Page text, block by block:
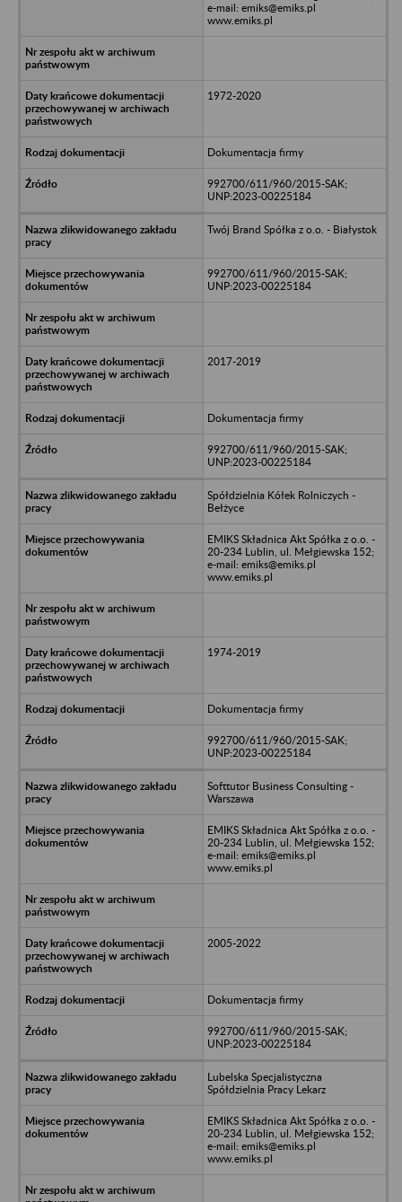
e-mail: emiks@emiks.pl
www.emiks.pl
1972-2020
Dokumentacja firmy
992700/611/960/2015-SAK;
UNP:2023-00225184
Twój Brand Spółka z o.o. - Białystok
992700/611/960/2015-SAK;
UNP:2023-00225184
2017-2019
Dokumentacja firmy
992700/611/960/2015-SAK;
UNP:2023-00225184
Spółdzielnia Kółek Rolniczych -
Bełżyce
EMIKS Składnica Akt Spółka z o.o. -
20-234 Lublin, ul. Mełgiewska 152;
e-mail: emiks@emiks.pl
www.emiks.pl
1974-2019
Dokumentacja firmy
992700/611/960/2015-SAK;
UNP:2023-00225184
Softtutor Business Consulting -
Warszawa
EMIKS Składnica Akt Spółka z o.o. -
20-234 Lublin, ul. Mełgiewska 152;
e-mail: emiks@emiks.pl
www.emiks.pl
2005-2022
Dokumentacja firmy
992700/611/960/2015-SAK;
UNP:2023-00225184
Lubelska Specjalistyczna
Spółdzielnia Pracy Lekarz
EMIKS Składnica Akt Spółka z o.o. -
20-234 Lublin, ul. Mełgiewska 152;
e-mail: emiks@emiks.pl
www.emiks.pl